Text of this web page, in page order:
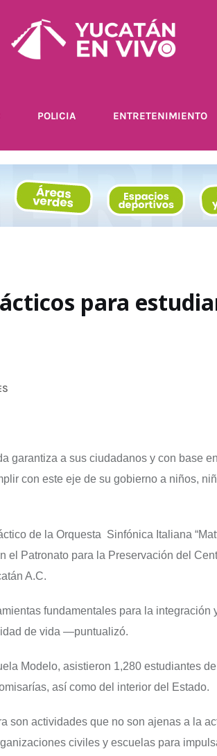
POLICIA ENTRETENIMIENTO
para
garantiza a sus ciudadanos y con base
con este eje de su gobierno a niños,
de la Orquesta Sinfónica Italiana
el Patronato para la Preservación del
A.C.
fundamentales para la integración
de vida —puntualizó.
Modelo, asistieron 1,280 estudiantes
así como del interior del Estado.
son actividades que no son ajenas a la
civiles y escuelas para